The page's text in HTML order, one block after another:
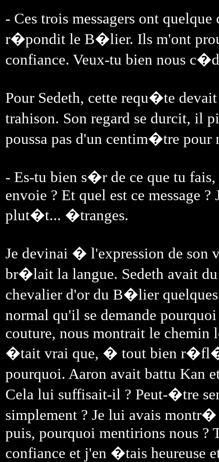
- Ces trois messagers ont
r�pondit le B�lier. Ils m'ont
confiance. Veux-tu bien nous
Pour Sedeth, cette requ�te
trahison. Son regard se durcit, il
poussa pas d'un centim�tre pour
- Es-tu bien s�r de ce que tu
envoie ? Et quel est ce message
plut�t... �tranges.
Je devinai � l'expression de son
br�lait la langue. Sedeth avait
chevalier d'or du B�lier
normal qu'il se demande
couture, nous montrait le chemin
�tait vrai que, � tout bien
pourquoi. Aaron avait battu Kan
Cela lui suffisait-il ? Peut-�tre
simplement ? Je lui avais
puis, pourquoi mentirions nous ?
confiance et j'en �tais heureuse